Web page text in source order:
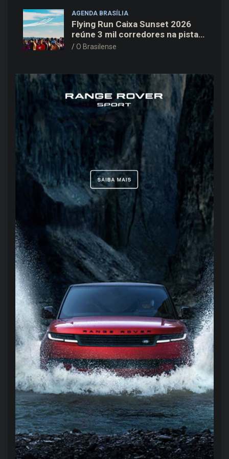
AGENDA BRASÍLIA
Flying Run Caixa Sunset 2026
reúne 3 mil corredores na pista
do Aeroporto de Brasília neste
O Brasilense